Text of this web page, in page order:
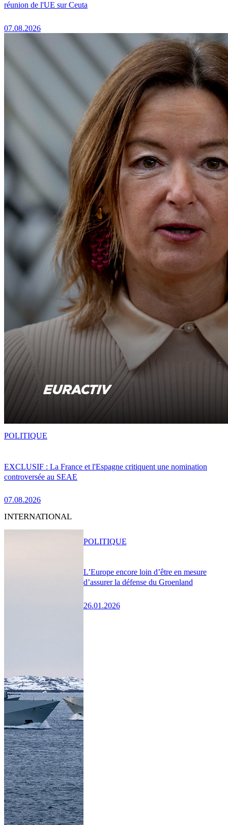
réunion de l'UE sur Ceuta
07.08.2026
EXCLUSIF : La France et l'Espagne critiquent une nomination
controversée au SEAE
07.08.2026
POLITIQUE
INTERNATIONAL
L’Europe encore loin d’être en mesure
d’assurer la défense du Groenland
26.01.2026
POLITIQUE